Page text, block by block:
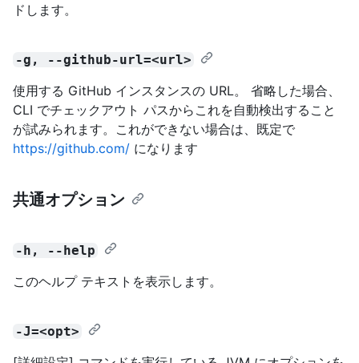
ドします。
-g, --github-url=<url>
使用する GitHub インスタンスの URL。 省略した場合、
CLI でチェックアウト パスからこれを自動検出すること
が試みられます。これができない場合は、既定で
https://github.com/ になります
共通オプション
-h, --help
このヘルプ テキストを表示します。
-J=<opt>